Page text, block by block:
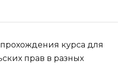
курса для
прав в разных